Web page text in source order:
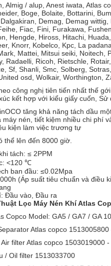
Almig / alup, Anest iwata, Atlas
Boge, Bolaite, Bottarini,
Demag, Demag
Fiac, Fini, Furakawa,
Hengde, Hiross, Hitachi,
Knorr, Kobelco, Kpc, La
Mattei, Mitsui seiki, Noitech,
Radaelli, Ricoh, Rietschle,
Sf, Shanli, Smc, Solberg,
osd, Wolkair, Worthington,
công nghị tiên tiến nhất thế
kết hợp với kiểu giấy cuốn,
tăng khả năng tách dầu
máy nén, tiết kiệm nhiều chi phí
kiện làm việc trương tự
thể lên đến 8000 giờ.
tách: ≤ 2PPM
<120 ℃
ban đầu: ≤0.02Mpa
(Áp suất tiêu chuẩn và điều
Đầu vào, Đầu ra
Lọc Máy Nén Khí Atlas
Copco Model: GA5 / GA7 / GA 10
Atlas copco
filter Atlas copco 1503019000
/ Oil filter 1513033700